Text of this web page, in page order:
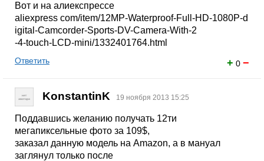
Вот и на алиекспрессе
aliexpress com/item/12MP-Waterproof-Full-HD-1080P-d
igital-Camcorder-Sports-DV-Camera-With-2
-4-touch-LCD-mini/1332401764.html
+ 0 −
Ответить
KonstantinK 19 ноября 2013 15:25
Поддавшись желанию получать 12ти
мегапиксельные фото за 109$,
заказал данную модель на Amazon, а в мануал
заглянул только после